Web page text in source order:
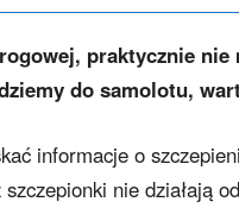
praktycznie
do samolotu,
informacje o
nie działają